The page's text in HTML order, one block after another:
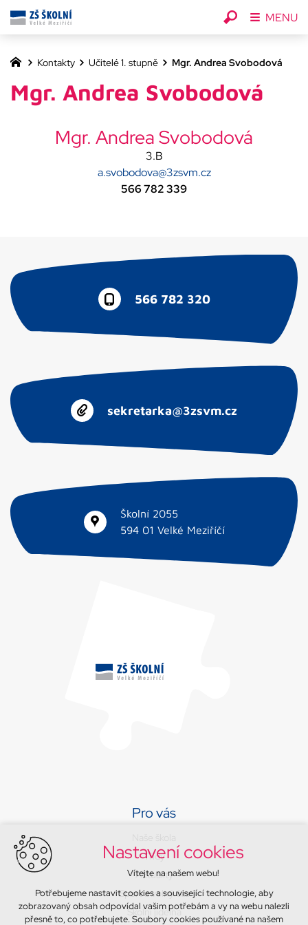
Kontakty Učitelé 1. stupně Mgr. Andrea Svobodová
Mgr. Andrea Svobodová
Mgr. Andrea Svobodová
3.B
a.svobodova@3zsvm.cz
566 782 339
566 782 320
sekretarka@3zsvm.cz
Školní 2055
594 01 Velké Meziříčí
Pro vás
Třídy
Aktuality
Sport a volný čas
Školní jídelna
MENU
Nastavení cookies
Vítejte na našem webu!
Potřebujeme nastavit cookies a související technologie, aby
zobrazovaný obsah odpovídal vašim potřebám a vy na webu nalezli
přesně to, co potřebujete. Soubory cookies používané na našem